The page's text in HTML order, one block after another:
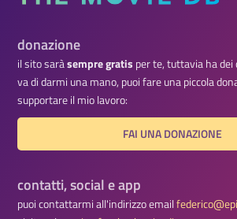
donazione
il sito saràsempre gratis per te, tuttavia ha
va di darmi una mano, puoi fare una piccola
supportare il mio lavoro:
FAI UNA DONAZIONE
contatti, social e app
puoi contattarmi all'indirizzo email